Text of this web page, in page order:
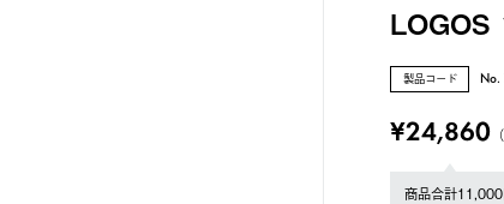
LOGOS
製品コード No.
¥24,860
商品合計